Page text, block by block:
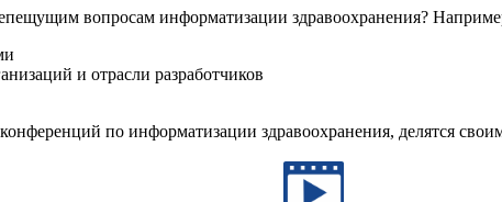
вопросам информатизации здравоохранения?
и отрасли разработчиков
по информатизации здравоохранения, делятся